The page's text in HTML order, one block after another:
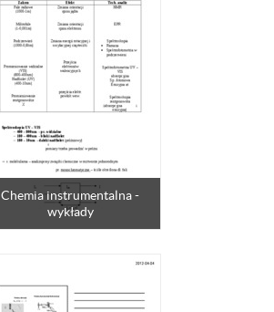
Chemia instrumentalna -
wykłady